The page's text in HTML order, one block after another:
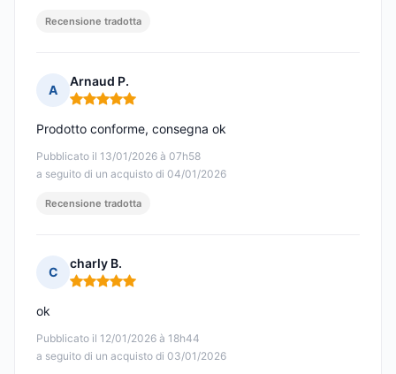
Recensione tradotta
A
Arnaud P.
Nota: 5 su 5
Pubblicato il 13/01/2026 à 07h58
a seguito di un acquisto di 04/01/2026
Prodotto conforme, consegna ok
Recensione tradotta
C
charly B.
Nota: 5 su 5
Pubblicato il 12/01/2026 à 18h44
a seguito di un acquisto di 03/01/2026
ok